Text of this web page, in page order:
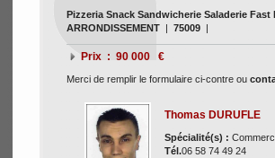
Pizzeria Snack Sandwicherie Saladerie Fast
ARRONDISSEMENT | 75009 |
Prix : 90 000 €
Merci de remplir le formulaire ci-contre ou
Thomas DURUFLE
Spécialité(s) :
Tél.06 58 74 49 24